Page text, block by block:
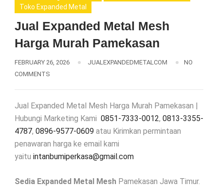
Toko Expanded Metal
Jual Expanded Metal Mesh
Harga Murah Pamekasan
FEBRUARY 26, 2026 JUALEXPANDEDMETALCOM
NO
COMMENTS
Jual Expanded Metal Mesh Harga Murah Pamekasan |
Hubungi Marketing Kami 0851-7333-0012, 0813-3355-
4787, 0896-9577-0609 atau Kirimkan permintaan
penawaran harga ke email kami
yaitu intanbumiperkasa@gmail.com
Sedia Expanded Metal Mesh Pamekasan Jawa Timur.